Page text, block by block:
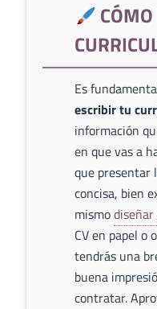
Es
escribir tu
información
en que vas a
que presentar
concisa, bien
mismo
CV en papel o
tendrás una
buena
contratar.